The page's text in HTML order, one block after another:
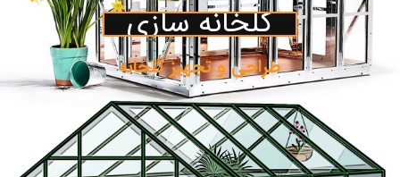
گلخانه سازی
طراحی و تجهیز گلخانه